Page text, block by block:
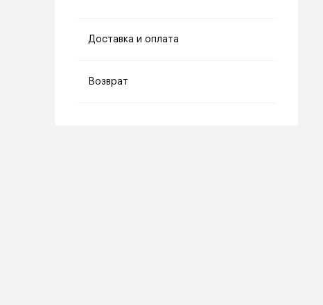
Доставка и оплата
Возврат